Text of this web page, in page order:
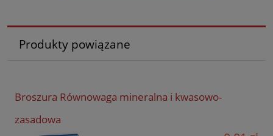
Produkty powiązane
Broszura Równowaga mineralna i kwasowo-
zasadowa